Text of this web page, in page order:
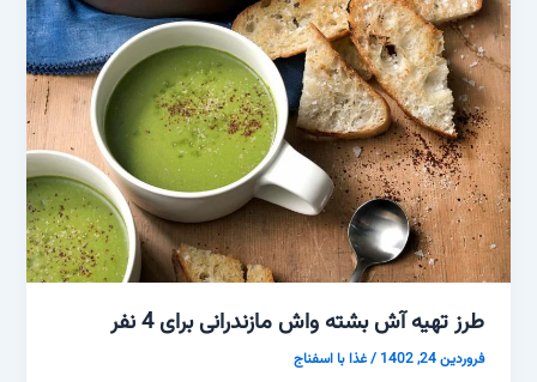
طرز تهیه آش بشته واش مازندرانی برای 4 نفر
فروردین 24, 1402 /غذا با اسفناج